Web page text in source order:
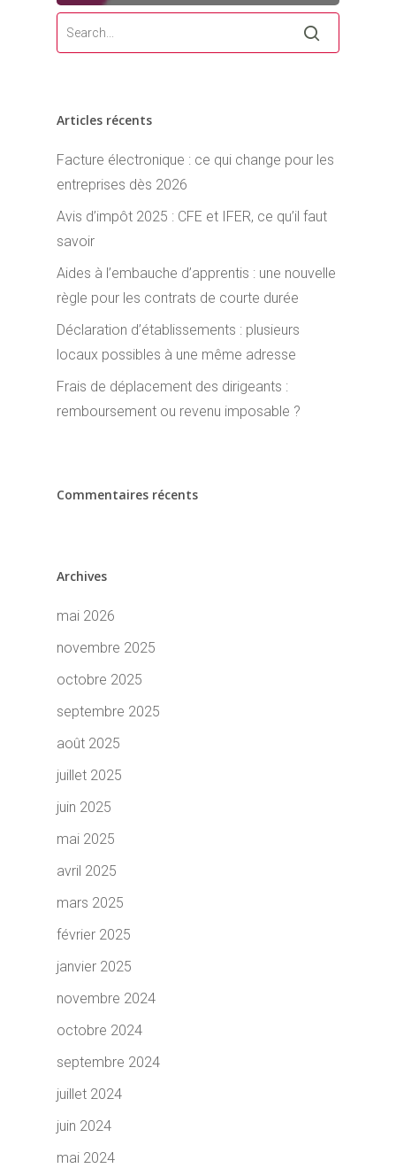
Articles récents
Facture électronique : ce qui change pour les
entreprises dès 2026
Avis d’impôt 2025 : CFE et IFER, ce qu’il faut
savoir
Aides à l’embauche d’apprentis : une nouvelle
règle pour les contrats de courte durée
Déclaration d’établissements : plusieurs
locaux possibles à une même adresse
Frais de déplacement des dirigeants :
remboursement ou revenu imposable ?
Commentaires récents
Archives
mai 2026
novembre 2025
octobre 2025
septembre 2025
août 2025
juillet 2025
juin 2025
mai 2025
avril 2025
mars 2025
février 2025
janvier 2025
novembre 2024
octobre 2024
septembre 2024
juillet 2024
juin 2024
mai 2024